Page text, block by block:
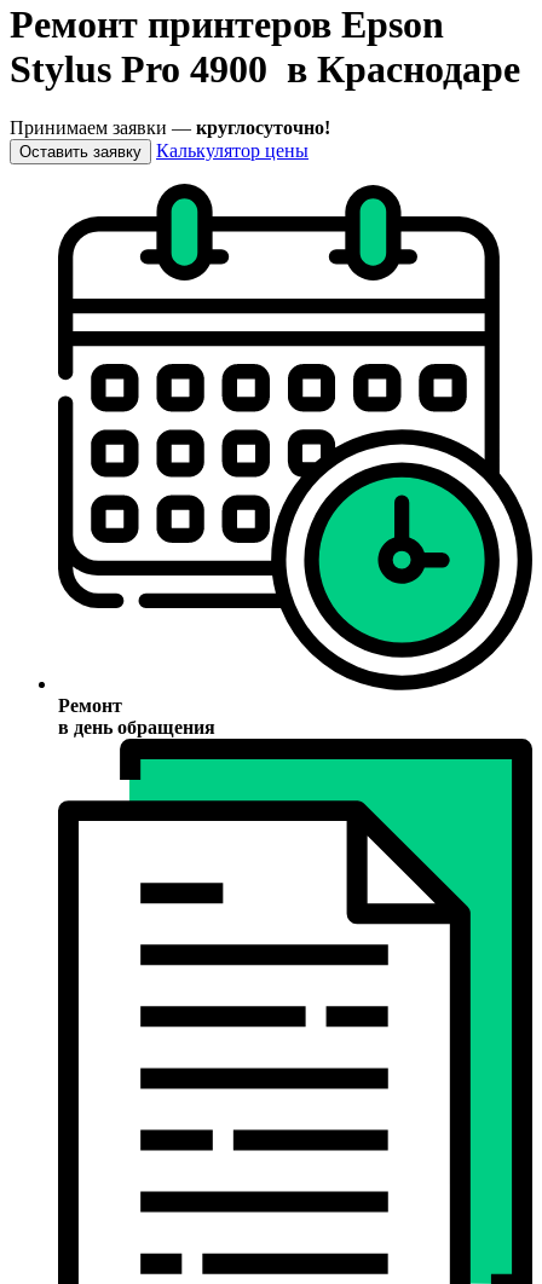
Ремонт принтеров Epson
Stylus Pro 4900 в Краснодаре
Принимаем заявки — круглосуточно!
Оставить заявку Калькулятор цены
Ремонт
в день обращения